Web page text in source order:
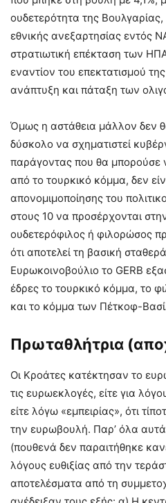
ουδετερότητα της
εθνικής ανεξαρτησίας εντός
στρατιωτική επέκταση των
εναντίον του επεκτατισμού
ανάπτυξη και πάταξη των
Όμως η αστάθεια μάλλον δεν
δύσκολο να σχηματιστεί
παράγοντας που θα μπορούσε
από το τουρκικό κόμμα, δεν
απονομιμοποίησης του
στους 10 να προσέρχονται
ουδετερόφιλος ή φιλορώσος
ότι αποτελεί τη βασική
Ευρωκοινοβούλιο το GERB
έδρες το τουρκικό κόμμα, το
και το κόμμα των Πέτκοφ-
Πρωταθλήτρια
Οι Κροάτες κατέκτησαν το
τις ευρωεκλογές, είτε για
είτε λόγω «εμπειρίας», ότι
την ευρωβουλή. Παρ’ όλα
(πουθενά δεν παραιτήθηκε
λόγους ευθιξίας από την
αποτελέσματα από τη